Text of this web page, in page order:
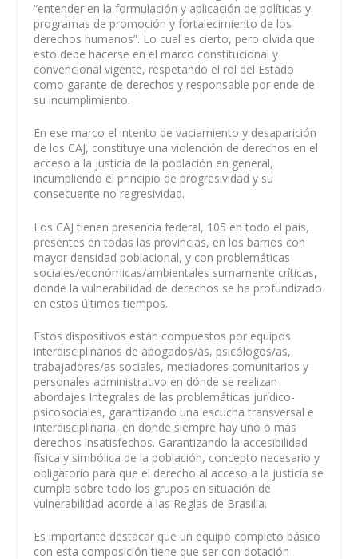
“entender en la formulación y aplicación de políticas y
programas de promoción y fortalecimiento de los
derechos humanos”. Lo cual es cierto, pero olvida que
esto debe hacerse en el marco constitucional y
convencional vigente, respetando el rol del Estado
como garante de derechos y responsable por ende de
su incumplimiento.
En ese marco el intento de vaciamiento y desaparición
de los CAJ, constituye una violención de derechos en el
acceso a la justicia de la población en general,
incumpliendo el principio de progresividad y su
consecuente no regresividad.
Los CAJ tienen presencia federal, 105 en todo el país,
presentes en todas las provincias, en los barrios con
mayor densidad poblacional, y con problemáticas
sociales/económicas/ambientales sumamente críticas,
donde la vulnerabilidad de derechos se ha profundizado
en estos últimos tiempos.
Estos dispositivos están compuestos por equipos
interdisciplinarios de abogados/as, psicólogos/as,
trabajadores/as sociales, mediadores comunitarios y
personales administrativo en dónde se realizan
abordajes Integrales de las problemáticas jurídico-
psicosociales, garantizando una escucha transversal e
interdisciplinaria, en donde siempre hay uno o más
derechos insatisfechos. Garantizando la accesibilidad
física y simbólica de la población, concepto necesario y
obligatorio para que el derecho al acceso a la justicia se
cumpla sobre todo los grupos en situación de
vulnerabilidad acorde a las Reglas de Brasilia.
Es importante destacar que un equipo completo básico
con esta composición tiene que ser con dotación